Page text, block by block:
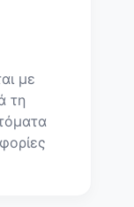
με
τη